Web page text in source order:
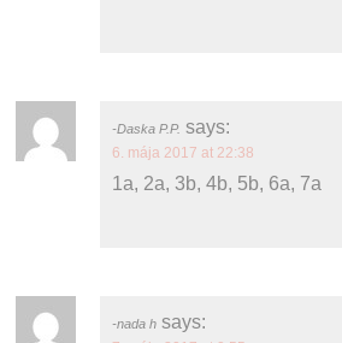
Daska P.P. says:
6. mája 2017 at 22:38
1a, 2a, 3b, 4b, 5b, 6a, 7a
nada h says: